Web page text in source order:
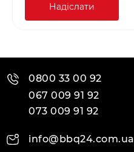
Надіслати
0800 33 00 92
067 009 91 92
073 009 91 92
info@bbq24.com.ua